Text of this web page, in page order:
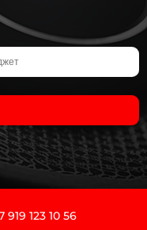
919 123 10 56